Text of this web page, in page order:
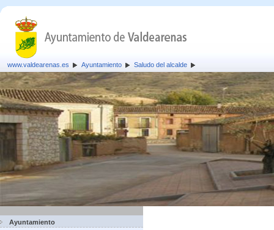
www.valdearenas.es Ayuntamiento Saludo del alcalde
Ayuntamiento